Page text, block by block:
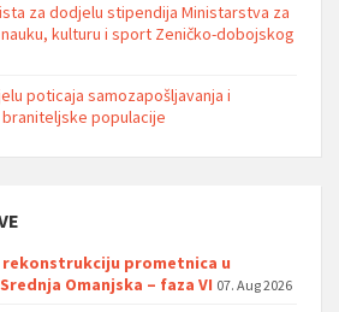
za dodjelu stipendija Ministarstva za
kulturu i sport Zeničko-dobojskog
poticaja samozapošljavanja i
braniteljske populacije
prometnica u
Omanjska – faza VI 07. Aug 2026